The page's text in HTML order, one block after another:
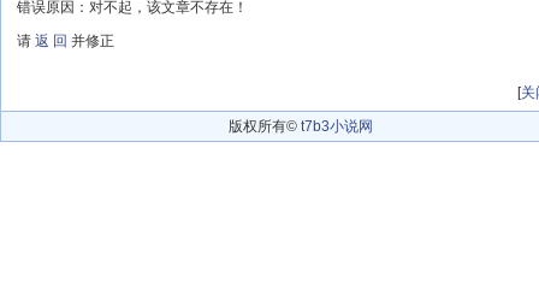
错误原因：对不起，该文章不存在！
请 返 回 并修正
[关
版权所有© t7b3小说网